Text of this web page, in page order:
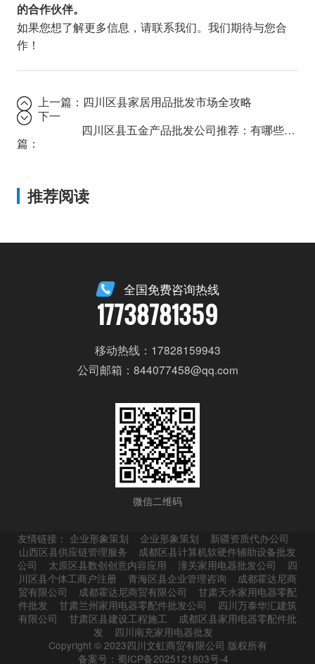
的合作伙伴。
如果您想了解更多信息，请联系我们。我们期待与您合
作！
上一篇： 四川区县家居用品批发市场全攻略
下一
篇：
四川区县五金产品批发公司推荐：有哪些值得信赖的选择？
推荐阅读
全国免费咨询热线
17738781359
移动热线：17828159943
公司邮箱：844077458@qq.com
微信二维码
友情链接： 企业形象策划 企业形象策划
新疆资质代办公司
山西区县供应链管理服务
成都区县计算机软硬件辅助设备批发
公司
太原区县数创创意内容应用 潼关家用电器批发公司
四
川区县个体工商户注册
青海区县企业管理咨询
成都霍达尼商
贸有限公司
成都霍达尼商贸有限公司
甘肃天水家用电器零配
件批发
甘肃兰州家用电器零配件批发公司
四川万泰华汇建筑
有限公司
甘肃区县建设工程施工
成都区县家用电器零配件批
发
四川南充家用电器批发
Copyright © 2023四川文虹商贸有限公司 版权所有
备案号：蜀ICP备2025121803号-4